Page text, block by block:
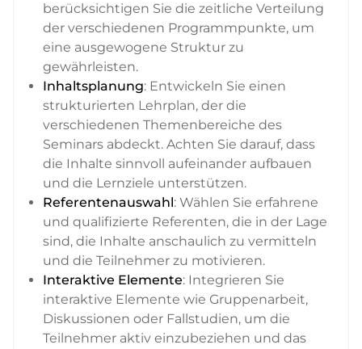
berücksichtigen Sie die zeitliche Verteilung
der verschiedenen Programmpunkte, um
eine ausgewogene Struktur zu
gewährleisten.
Inhaltsplanung: Entwickeln Sie einen
strukturierten Lehrplan, der die
verschiedenen Themenbereiche des
Seminars abdeckt. Achten Sie darauf, dass
die Inhalte sinnvoll aufeinander aufbauen
und die Lernziele unterstützen.
Referentenauswahl: Wählen Sie erfahrene
und qualifizierte Referenten, die in der Lage
sind, die Inhalte anschaulich zu vermitteln
und die Teilnehmer zu motivieren.
Interaktive Elemente: Integrieren Sie
interaktive Elemente wie Gruppenarbeit,
Diskussionen oder Fallstudien, um die
Teilnehmer aktiv einzubeziehen und das